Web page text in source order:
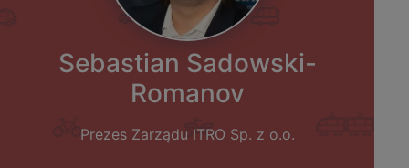
Sebastian Sadowski-
Romanov
Prezes Zarządu ITRO Sp. z o.o.